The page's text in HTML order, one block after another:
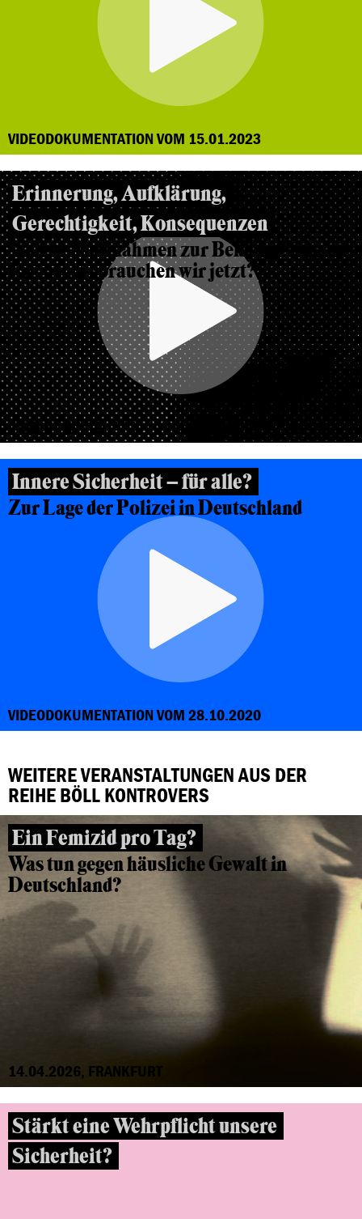
VIDEODOKUMENTATION VOM 15.01.2023
Erinnerung, Aufklärung,
Gerechtigkeit, Konsequenzen
Welche Maßnahmen zur Bekämpfung von
Rassismus brauchen wir jetzt?
VIDEODOKUMENTATION VOM 23.03.2021
Innere Sicherheit – für alle?
Zur Lage der Polizei in Deutschland
VIDEODOKUMENTATION VOM 28.10.2020
WEITERE VERANSTALTUNGEN AUS DER
REIHE BÖLL KONTROVERS
Ein Femizid pro Tag?
Was tun gegen häusliche Gewalt in
Deutschland?
14.04.2026, FRANKFURT
Stärkt eine Wehrpflicht unsere
Sicherheit?